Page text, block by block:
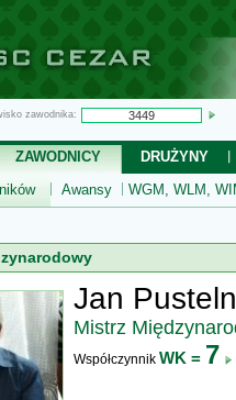
zawodnika:
ZAWODNICY DRUŻYNY
Awansy WGM, WLM,
Jan
Mistrz
Współczynnik WK = 7